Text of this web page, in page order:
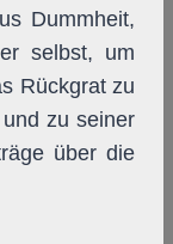
Dummheit,
selbst, um
Rückgrat zu
zu seiner
über die